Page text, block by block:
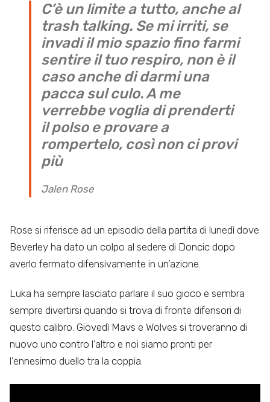
C’è un limite a tutto, anche al
trash talking. Se mi irriti, se
invadi il mio spazio fino farmi
sentire il tuo respiro, non è il
caso anche di darmi una
pacca sul culo. A me
verrebbe voglia di prenderti
il polso e provare a
rompertelo, così non ci provi
più
Jalen Rose
Rose si riferisce ad un episodio della partita di lunedì dove
Beverley ha dato un colpo al sedere di Doncic dopo
averlo fermato difensivamente in un’azione.
Luka ha sempre lasciato parlare il suo gioco e sembra
sempre divertirsi quando si trova di fronte difensori di
questo calibro. Giovedì Mavs e Wolves si troveranno di
nuovo uno contro l’altro e noi siamo pronti per
l’ennesimo duello tra la coppia.